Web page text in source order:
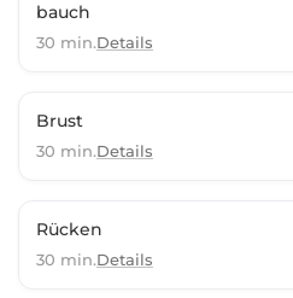
bauch
30 min.Details
Brust
30 min.Details
Rücken
30 min.Details